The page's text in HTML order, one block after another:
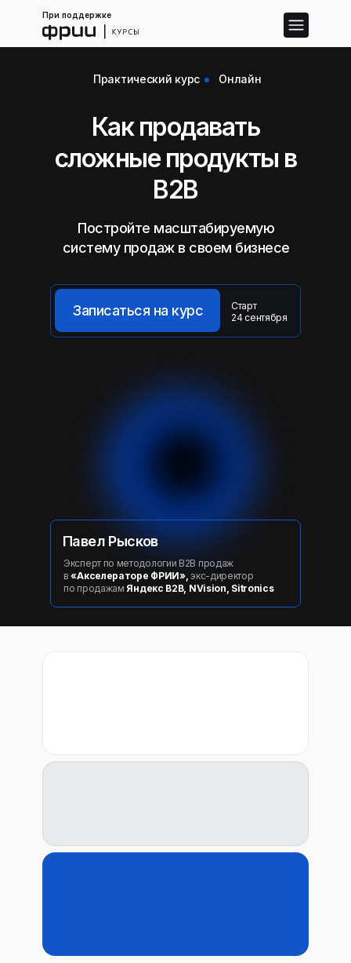
Как продавать
сложные продукты в
B2B
Постройте масштабируемую
систему продаж в своем бизнесе
Павел Рысков
Эксперт по методологии B2B продаж
в«Акселераторе ФРИИ»,экс-директор
по продажамЯндекс B2B, NVision, Sitronics
Записаться на курс
Практический курс Онлайн
Старт
24 сентября
При поддержке